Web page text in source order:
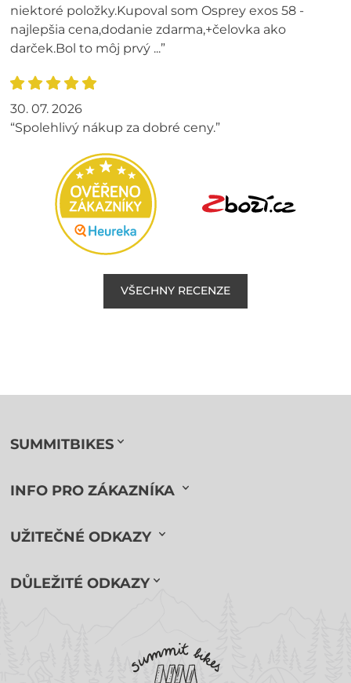
niektoré položky.Kupoval som Osprey exos 58 -
najlepšia cena,dodanie zdarma,+čelovka ako
darček.Bol to môj prvý ...”
30. 07. 2026
“Spolehlivý nákup za dobré ceny.”
VŠECHNY RECENZE
SUMMITBIKES
INFO PRO ZÁKAZNÍKA
UŽITEČNÉ ODKAZY
DŮLEŽITÉ ODKAZY